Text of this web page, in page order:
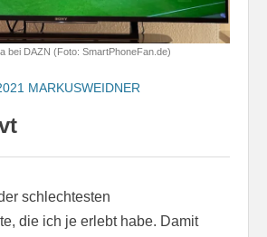
bei DAZN (Foto: SmartPhoneFan.de)
MARKUSWEIDNER
schlechtesten
die ich je erlebt habe. Damit